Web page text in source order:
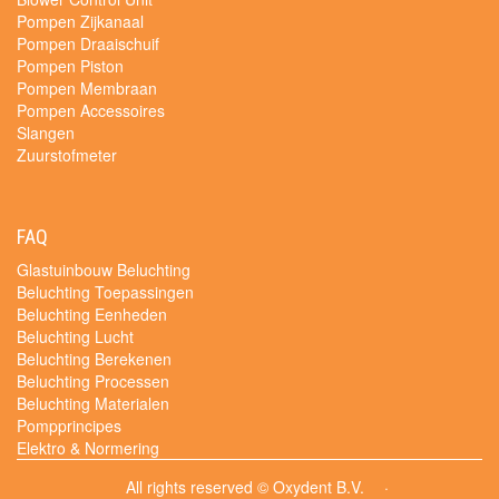
Pompen Zijkanaal
Pompen Draaischuif
Pompen Piston
Pompen Membraan
Pompen Accessoires
Slangen
Zuurstofmeter
FAQ
Glastuinbouw Beluchting
Beluchting Toepassingen
Beluchting Eenheden
Beluchting Lucht
Beluchting Berekenen
Beluchting Processen
Beluchting Materialen
Pompprincipes
Elektro & Normering
All rights reserved © Oxydent B.V.
·